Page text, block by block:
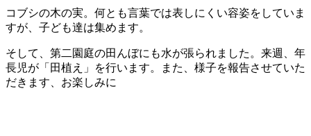
コブシの木の実。何とも言葉では表しにくい容姿をしていま
すが、子ども達は集めます。
そして、第二園庭の田んぼにも水が張られました。来週、年
長児が「田植え」を行います。また、様子を報告させていた
だきます、お楽しみに